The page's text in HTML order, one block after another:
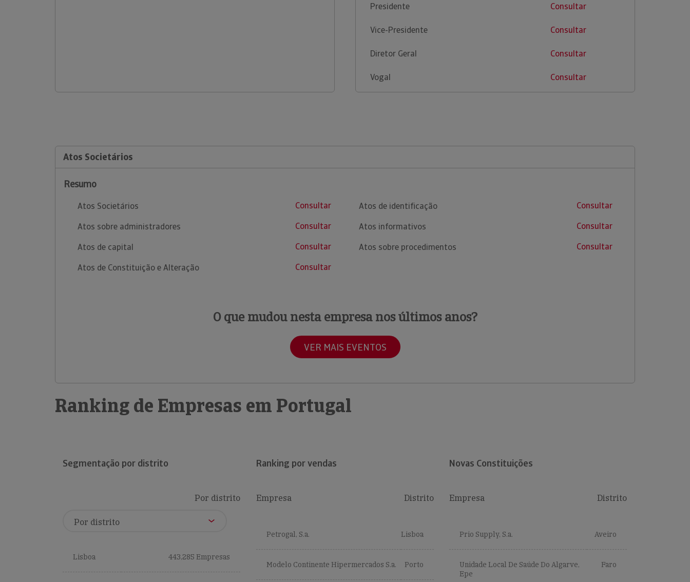
Presidente Consultar
Vice-Presidente Consultar
Diretor Geral Consultar
Vogal Consultar
Atos Societários
Resumo
Atos Societários
Consultar
Atos sobre administradores
Consultar
Atos de capital
Consultar
Atos de Constituição e Alteração
Consultar
Atos de identificação
Consultar
Atos informativos
Consultar
Atos sobre procedimentos
Consultar
O que mudou nesta empresa nos últimos anos?
VER MAIS EVENTOS
Ranking de Empresas em Portugal
Segmentação por distrito
Por distrito
Lisboa 443,285 Empresas
Ranking por vendas
Empresa Distrito
Petrogal, S.a. Lisboa
Modelo Continente Hipermercados S.a. Porto
Novas Constituições
Empresa Distrito
Prio Supply, S.a. Aveiro
Unidade Local De Saúde Do Algarve,
Epe
Faro